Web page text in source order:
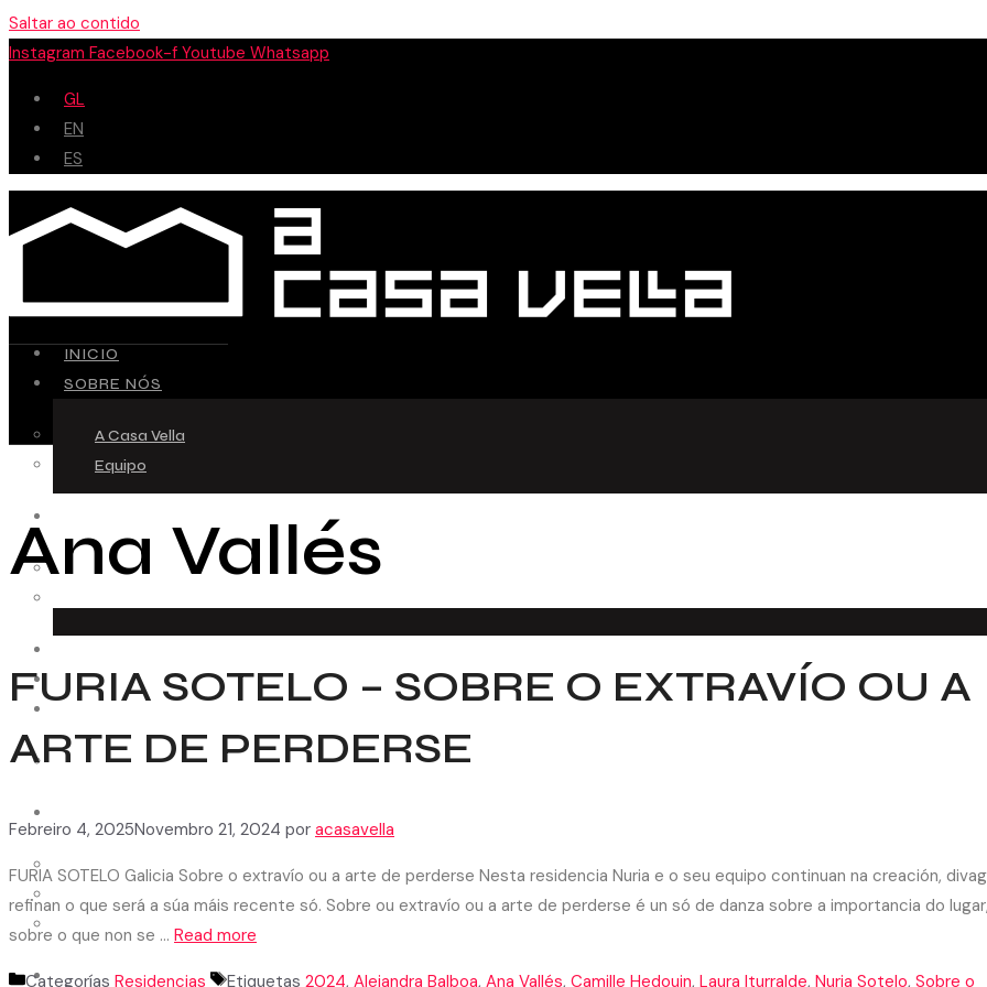
Saltar ao contido
Instagram Facebook-f Youtube Whatsapp
GL
EN
ES
INICIO
SOBRE NÓS
A Casa Vella
Equipo
Como funciona
MEDIACIÓN
Entidades
Cápsulas
Patrimonio
CONTACTO
Ana Vallés
FURIA SOTELO – SOBRE O EXTRAVÍO OU A
ARTE DE PERDERSE​
Febreiro 4, 2025Novembro 21, 2024 por acasavella
FURIA SOTELO Galicia Sobre o extravío ou a arte de perderse Nesta residencia Nuria e o seu equipo continuan na creación,
refinan o que será a súa máis recente só. Sobre ou extravío ou a arte de perderse é un só de danza sobre a importancia do lugar,
sobre o que non se … Read more
Categorías Residencias Etiquetas 2024, Alejandra Balboa, Ana Vallés, Camille Hedouin, Laura Iturralde, Nuria Sotelo, Sobre o